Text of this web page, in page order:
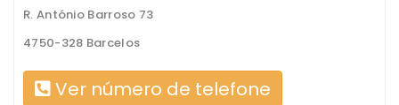
R. António Barroso 73
4750-328 Barcelos
Ver número de telefone